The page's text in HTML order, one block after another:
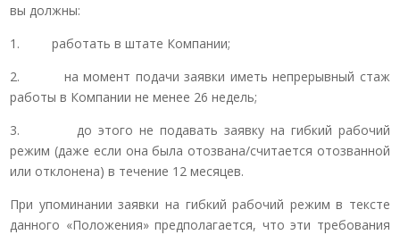
вы должны:
1. работать в штате Компании;
2. на момент подачи заявки иметь непрерывный стаж
работы в Компании не менее 26 недель;
3. до этого не подавать заявку на гибкий рабочий
режим (даже если она была отозвана/считается отозванной
или отклонена) в течение 12 месяцев.
При упоминании заявки на гибкий рабочий режим в тексте
данного «Положения» предполагается, что эти требования